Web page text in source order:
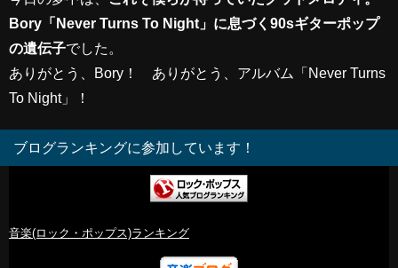
Bory「Never Turns To Night」に息づく90sギターポップ
の遺伝子でした。
ありがとう、Bory！ ありがとう、アルバム「Never Turns
To Night」！
ブログランキングに参加しています！
音楽(ロック・ポップス)ランキング